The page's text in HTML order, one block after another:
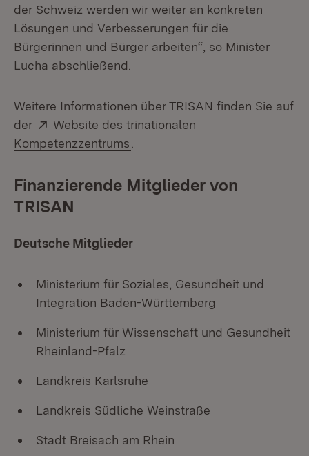
der Schweiz werden wir weiter an konkreten
Lösungen und Verbesserungen für die
Bürgerinnen und Bürger arbeiten“, so Minister
Lucha abschließend.
Weitere Informationen über TRISAN finden Sie auf
der
Extern:
Website des trinationalen
Kompetenzzentrums
Finanzierende Mitglieder von
TRISAN
Deutsche Mitglieder
Ministerium für Soziales, Gesundheit und
Integration Baden-Württemberg
Ministerium für Wissenschaft und Gesundheit
Rheinland-Pfalz
Landkreis Karlsruhe
Landkreis Südliche Weinstraße
Stadt Breisach am Rhein